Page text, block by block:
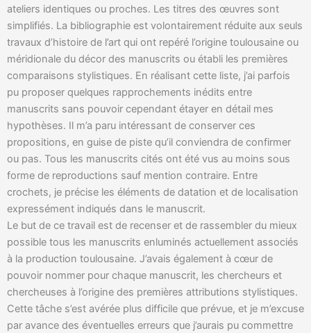
ateliers identiques ou proches. Les titres des œuvres sont
simplifiés. La bibliographie est volontairement réduite aux seuls
travaux d’histoire de l’art qui ont repéré l’origine toulousaine ou
méridionale du décor des manuscrits ou établi les premières
comparaisons stylistiques. En réalisant cette liste, j’ai parfois
pu proposer quelques rapprochements inédits entre
manuscrits sans pouvoir cependant étayer en détail mes
hypothèses. Il m’a paru intéressant de conserver ces
propositions, en guise de piste qu’il conviendra de confirmer
ou pas. Tous les manuscrits cités ont été vus au moins sous
forme de reproductions sauf mention contraire. Entre
crochets, je précise les éléments de datation et de localisation
expressément indiqués dans le manuscrit.
Le but de ce travail est de recenser et de rassembler du mieux
possible tous les manuscrits enluminés actuellement associés
à la production toulousaine. J’avais également à cœur de
pouvoir nommer pour chaque manuscrit, les chercheurs et
chercheuses à l’origine des premières attributions stylistiques.
Cette tâche s’est avérée plus difficile que prévue, et je m’excuse
par avance des éventuelles erreurs que j’aurais pu commettre